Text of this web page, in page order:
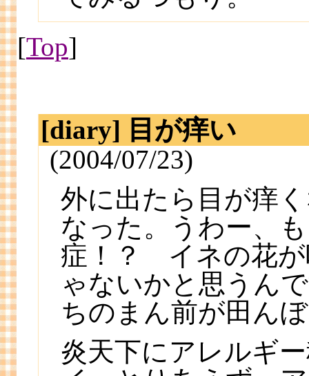
[Top]
[diary] 目が痒い
(2004/07/23)
外に出たら目が痒
なった。うわー、
症！？ イネの花が
ゃないかと思うん
ちのまん前が田ん
炎天下にアレルギ